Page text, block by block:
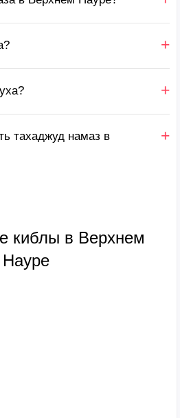
тахаджуд намаз в
киблы в Верхнем
Науре